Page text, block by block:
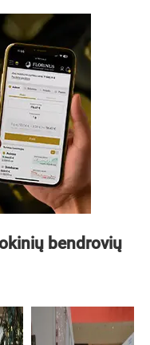
bendrovių